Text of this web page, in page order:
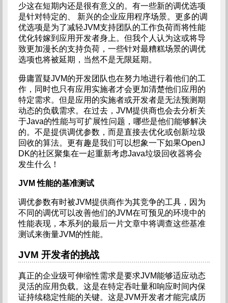
少这在短期内还是很有意义的。有一些新的调优选项
是针对特定的、 新兴的企业应用程序场景。更多的调
优选项是为了减轻JVM支持团队的工作负荷而将性能
优化转嫁到应用开发者身上。但我个人认为这或将导
致更加漫长的支持负荷，一些针对最糟糕场景的调优
选项也将被延期，当然不是无限延期。
毋庸置疑JVM的开发团队也在努力地进行着他们的工
作，同时也只有应用实施者才会更加清楚他们应用的
特定需求。但是应用的实施者或开发者是无法预测期
动态的负载需求。在过去，JVM提供商也会去分析关
于Java的性能与可扩展性问题，哪些是他们能够解决
的。不是提供调优参数，而是直接去优化或创新垃圾
回收的算法。更有趣是我们可以想象一下如果OpenJ
DK的社区聚集在一起重新考虑Java垃圾回收器将会
发生什么！
JVM 性能的基准测试
调优参数有时被JVM提供商作为其竞争的工具，因为
不同的调优可以改善他们的JVM在可预见的环境中的
性能表现，本系列的最后一片文章中将调查这些基准
测试来衡量JVM的性能。
JVM 开发者的挑战
真正的企业级可伸缩性需求是要求JVM能够适应动态
灵活的应用负载。这是在特定吞吐量和响应时间内保
证持续稳定性能的关键。这是JVM开发者才能完成历